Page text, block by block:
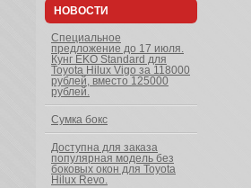
НОВОСТИ
Специальное
предложение до 17 июля.
Кунг EKO Standard для
Toyota Hilux Vigo за 118000
рублей, вместо 125000
рублей.
Сумка бокс
Доступна для заказа
популярная модель без
боковых окон для Toyota
Hilux Revo.